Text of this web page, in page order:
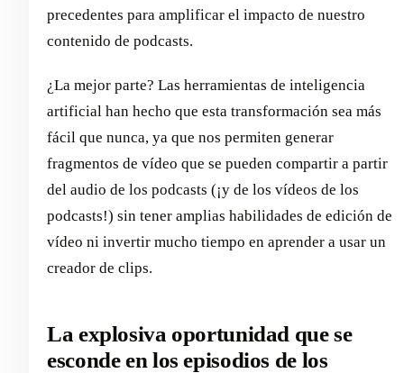
precedentes para amplificar el impacto de nuestro
contenido de podcasts.
¿La mejor parte? Las herramientas de inteligencia
artificial han hecho que esta transformación sea más
fácil que nunca, ya que nos permiten generar
fragmentos de vídeo que se pueden compartir a partir
del audio de los podcasts (¡y de los vídeos de los
podcasts!) sin tener amplias habilidades de edición de
vídeo ni invertir mucho tiempo en aprender a usar un
creador de clips.
La explosiva oportunidad que se
esconde en los episodios de los